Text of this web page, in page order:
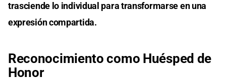
trasciende lo individual para transformarse en una
expresión compartida.
Reconocimiento como Huésped de
Honor